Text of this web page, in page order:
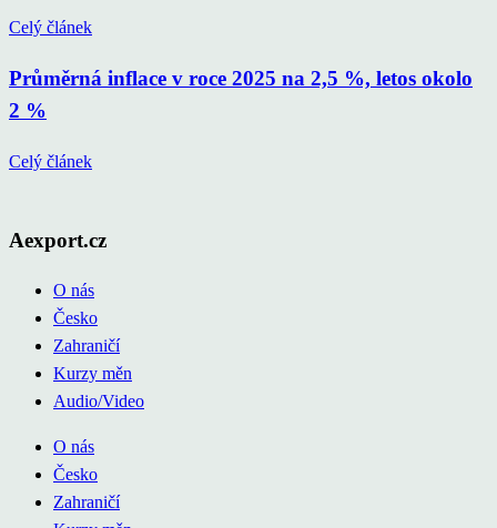
Celý článek
Průměrná inflace v roce 2025 na 2,5 %, letos okolo
2 %
Celý článek
Aexport.cz
O nás
Česko
Zahraničí
Kurzy měn
Audio/Video
O nás
Česko
Zahraničí